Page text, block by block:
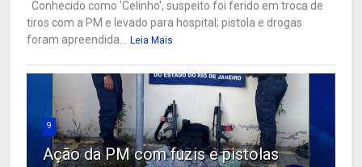
Conhecido como 'Celinho', suspeito foi ferido em troca de
tiros com a PM e levado para hospital; pistola e drogas
foram apreendida...
Leia Mais
9
Ação da PM com fuzis e pistolas